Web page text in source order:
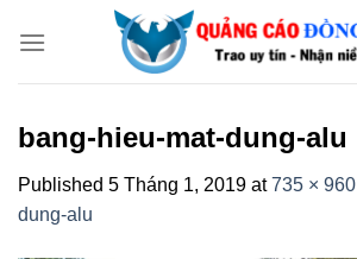
bang-hieu-mat-dung-alu
Published 5 Tháng 1, 2019 at735 × 960
dung-alu